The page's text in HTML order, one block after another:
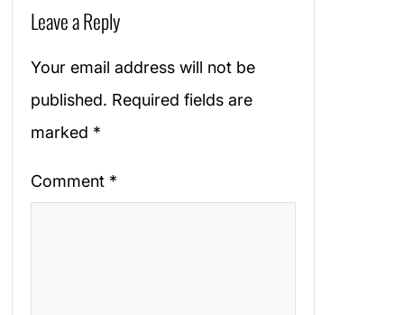
Leave a Reply
Your email address will not be
published. Required fields are
marked *
Comment *